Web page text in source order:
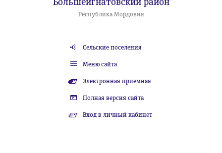
Республика Мордовия
Сельские поселения
Меню сайта
Электронная приемная
Полная версия сайта
Вход в личный кабинет